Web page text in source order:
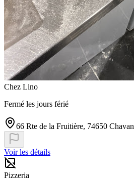
Chez Lino
Fermé les jours férié
66 Rte de la Fruitière, 74650
Voir les détails
Pizzeria